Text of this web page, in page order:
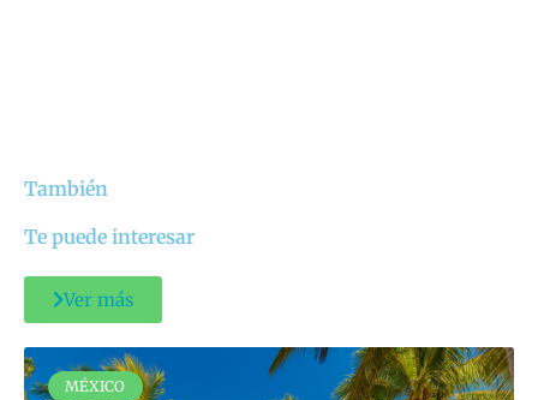
MÉXICO
También
Te puede interesar
Ver más